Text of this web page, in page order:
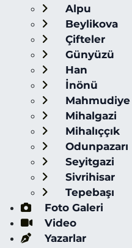
Alpu
Beylikova
Çifteler
Günyüzü
Han
İnönü
Mahmudiye
Mihalgazi
Mihalıççık
Odunpazarı
Seyitgazi
Sivrihisar
Tepebaşı
Foto Galeri
Video
Yazarlar